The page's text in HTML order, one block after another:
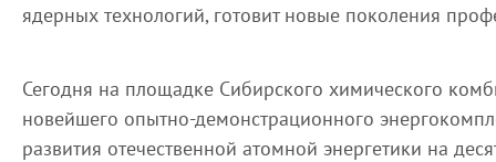
ядерных технологий, готовит новые поколения
Сегодня на площадке Сибирского химического
новейшего опытно-демонстрационного
развития отечественной атомной энергетики на